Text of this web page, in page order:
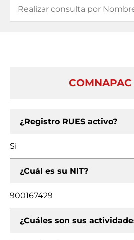
COMNAPAC
¿Registro RUES activo?
Si
¿Cuál es su NIT?
900167429
¿Cuáles son sus